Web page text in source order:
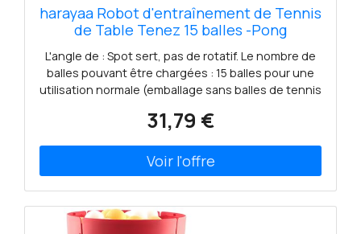
harayaa Robot d'entraînement de Tennis
de Table Tenez 15 balles -Pong
Entraînez-Vous Machine -Pong
Automatique
L'angle de : Spot sert, pas de rotatif. Le nombre de
balles pouvant être chargées : 15 balles pour une
utilisation normale (emballage sans balles de tennis
robuste et durable, plus durable, simple et facile à
personnes. Compact et portable : corps léger,
facile à transporter, adapté pour l'intérieur et
l'extérieur. Fréquence de service : le nombre de
services est d'environ 15 par minute et la machine
de service sert une fois toutes les 4 à 6 secondes.
31,79 €